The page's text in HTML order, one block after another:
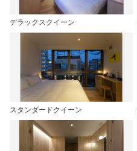
デラックスクイーン
スタンダードクイーン